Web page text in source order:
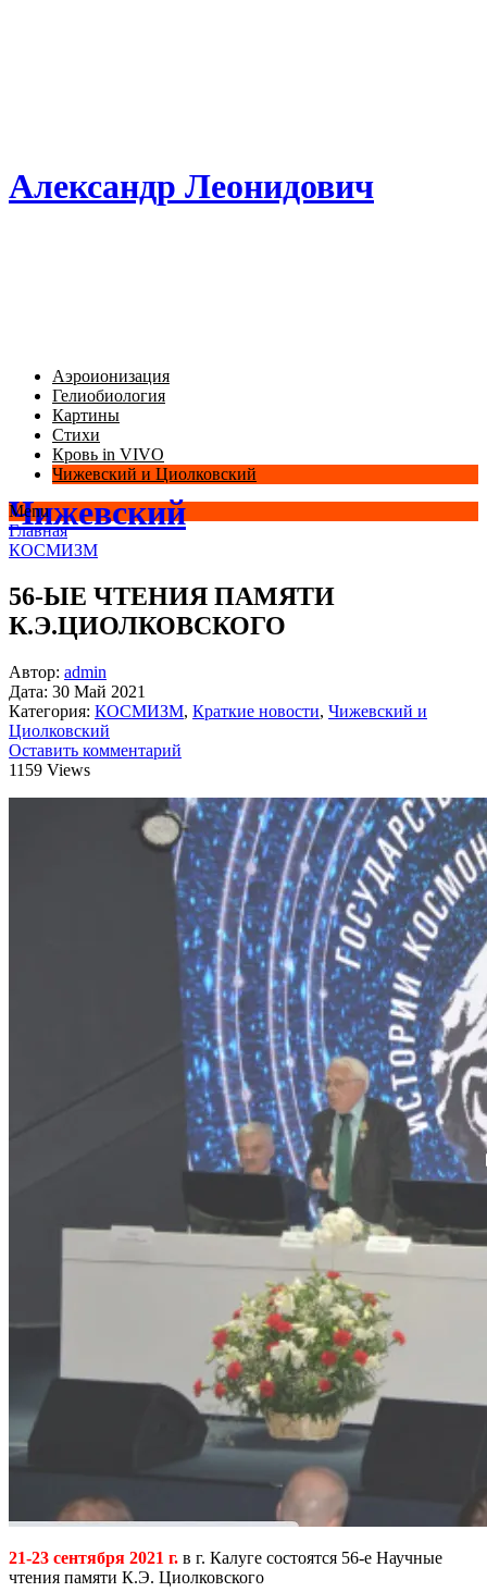
Александр Леонидович
Чижевский
Аэроионизация
Гелиобиология
Картины
Стихи
Кровь in VIVO
Чижевский и Циолковский
Menu
Главная
КОСМИЗМ
56-ЫЕ ЧТЕНИЯ ПАМЯТИ
К.Э.ЦИОЛКОВСКОГО
Автор: admin
Дата: 30 Май 2021
Категория: КОСМИЗМ, Краткие новости, Чижевский и
Циолковский
Оставить комментарий
1159 Views
21-23 сентября 2021 г. в г. Калуге состоятся 56-е Научные
чтения памяти К.Э. Циолковского